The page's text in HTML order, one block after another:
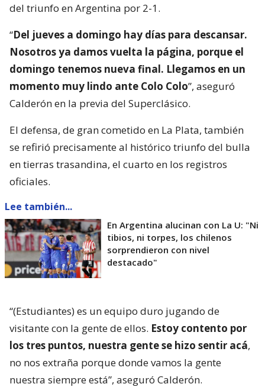
del triunfo en Argentina por 2-1.
“Del jueves a domingo hay días para descansar.
Nosotros ya damos vuelta la página, porque el
domingo tenemos nueva final. Llegamos en un
momento muy lindo ante Colo Colo”, aseguró
Calderón en la previa del Superclásico.
El defensa, de gran cometido en La Plata, también
se refirió precisamente al histórico triunfo del bulla
en tierras trasandina, el cuarto en los registros
oficiales.
Lee también...
En Argentina alucinan con La U: "Ni
tibios, ni torpes, los chilenos
sorprendieron con nivel
destacado"
“(Estudiantes) es un equipo duro jugando de
visitante con la gente de ellos. Estoy contento por
los tres puntos, nuestra gente se hizo sentir acá,
no nos extraña porque donde vamos la gente
nuestra siempre está”, aseguró Calderón.